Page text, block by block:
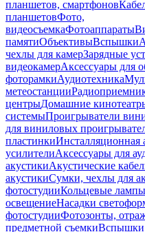
планшетов, смартфонов
планшетовФото,
видеосъемкаФотоаппараты
памятиОбъективыВспышки
чехлы для камерЗарядные
видеокамерАксессуары для
фоторамкиАудиотехника
метеостанции
центрыДомашние
системыПроигрыватели
для виниловых
пластинкиИнсталляционная
усилителиАксессуары для
акустикиАкустические
акустикиСумки, чехлы для
фотостудииКольцевые лампы
освещениеНасадки
фотостудииФотозонты,
предметной съемкиВспышки